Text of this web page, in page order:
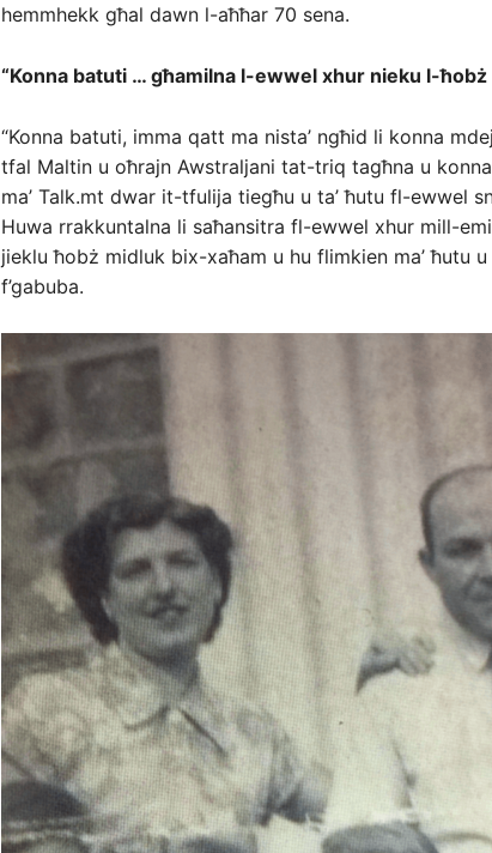
hemmhekk għal dawn l-aħħar 70 sena.
“Konna batuti … għamilna l-ewwel xhur nieku l-ħobż
“Konna batuti, imma qatt ma nista’ ngħid li konna
tfal Maltin u oħrajn Awstraljani tat-triq tagħna u
ma’ Talk.mt dwar it-tfulija tiegħu u ta’ ħutu fl-ewwel
Huwa rrakkuntalna li saħansitra fl-ewwel xhur mill-
jieklu ħobż midluk bix-xaħam u hu flimkien ma’ ħutu
f’gabuba.